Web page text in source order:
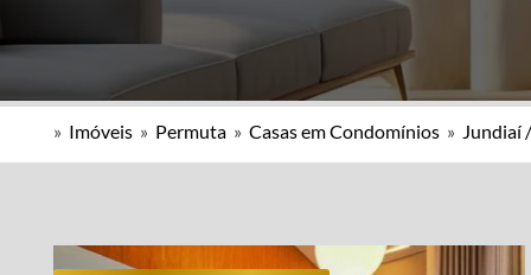
» Imóveis » Permuta » Casas em Condomínios » Jundiaí